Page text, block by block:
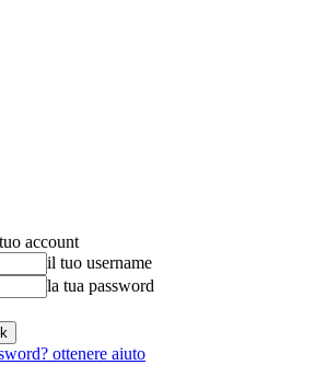
account
il tuo username
la tua password
ottenere aiuto